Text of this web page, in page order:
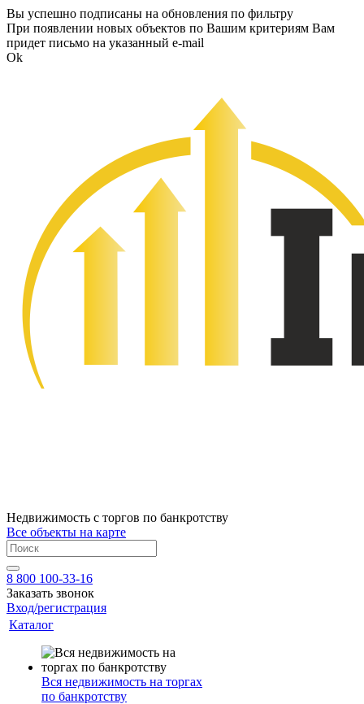
Вы успешно подписаны на обновления по фильтру
При появлении новых объектов по Вашим критериям Вам
придет письмо на указанный e-mail
Ok
Недвижимость с торгов по банкротству
Все объекты на карте
8 800 100-33-16
Заказать звонок
Вход/регистрация
Каталог
Вся недвижимость на торгах
по банкротству